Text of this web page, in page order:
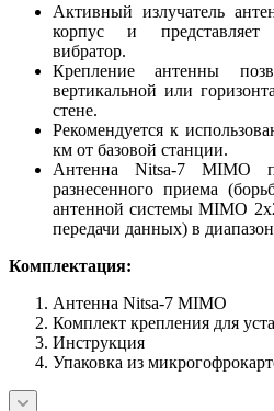
Активный излучатель
корпус и
вибратор.
Крепление антенны
вертикальной или
стене.
Рекомендуется к
км от базовой станции.
Антенна Nitsa-7 MIMO
разнесенного приема
антенной системы MIMO
передачи данных) в
Комплектация:
Антенна Nitsa-7 MIMO
Комплект крепления для
Инструкция
Упаковка из